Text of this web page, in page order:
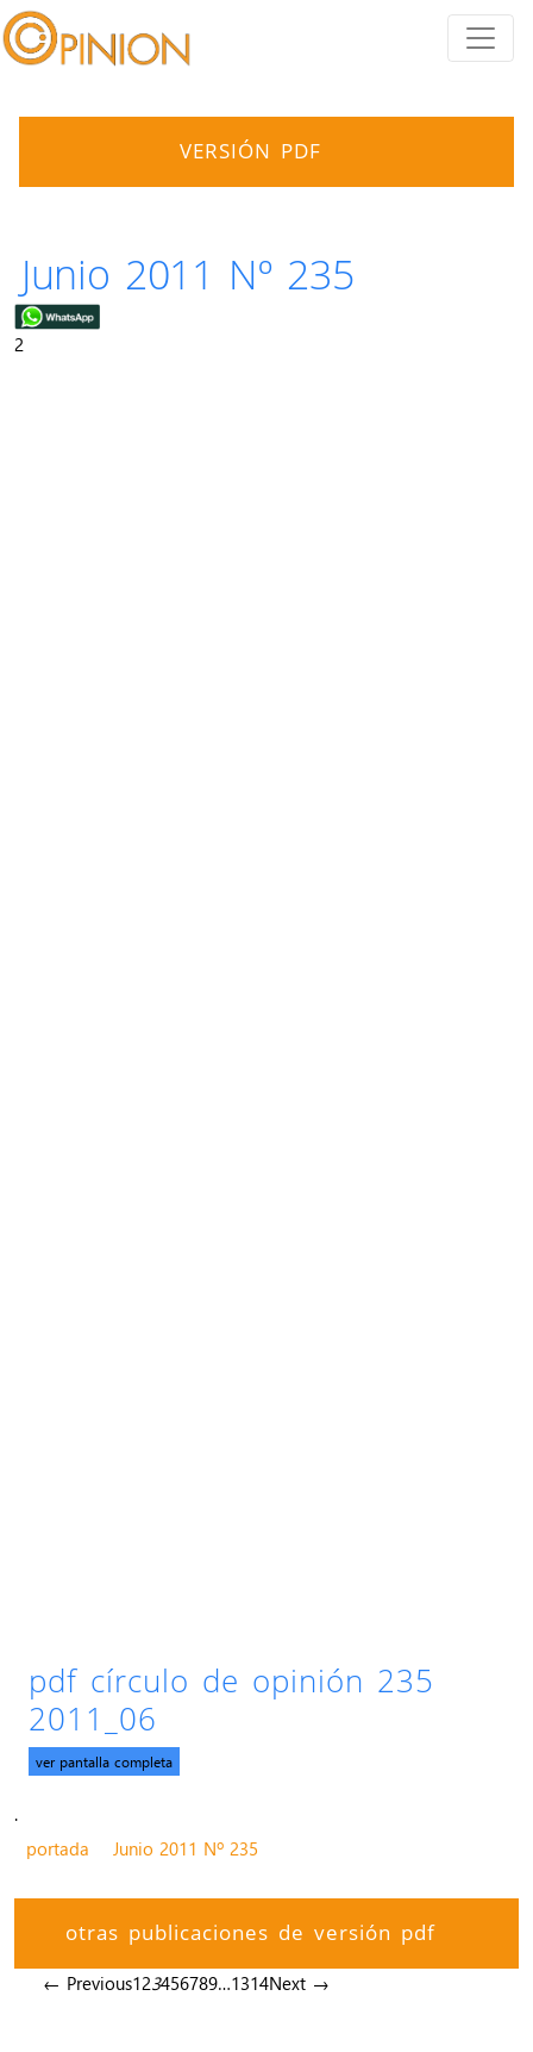
VERSIÓN PDF
Junio 2011 Nº 235
2
pdf círculo de opinión 235
2011_06
ver pantalla completa
.
portada
Junio 2011 Nº 235
otras publicaciones de versión pdf
← Previous123456789…1314Next →